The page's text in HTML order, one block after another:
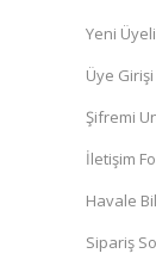
Yeni
Üye Girişi
Şifremi
İletişim
Havale
Sipariş